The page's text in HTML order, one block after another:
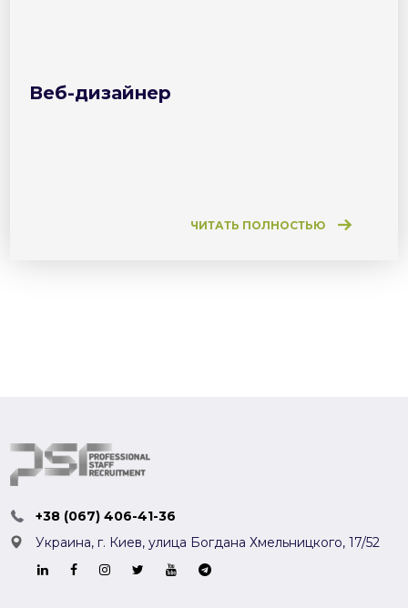
Веб-дизайнер
ЧИТАТЬ ПОЛНОСТЬЮ
+38 (067) 406-41-36
Украина, г. Киев,улица Богдана Хмельницкого, 17/52